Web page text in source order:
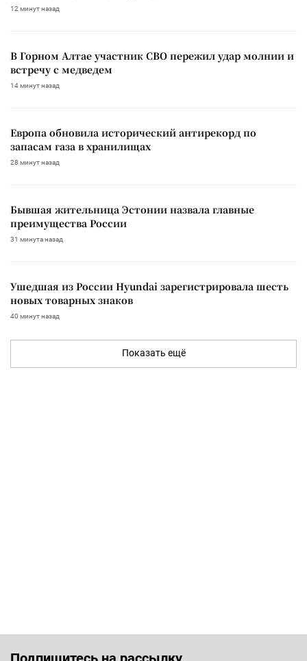
12 минут назад
В Горном Алтае участник СВО пережил удар молнии и
встречу с медведем
14 минут назад
Европа обновила исторический антирекорд по
запасам газа в хранилищах
28 минут назад
Бывшая жительница Эстонии назвала главные
преимущества России
31 минута назад
Ушедшая из России Hyundai зарегистрировала шесть
новых товарных знаков
40 минут назад
Показать ещё